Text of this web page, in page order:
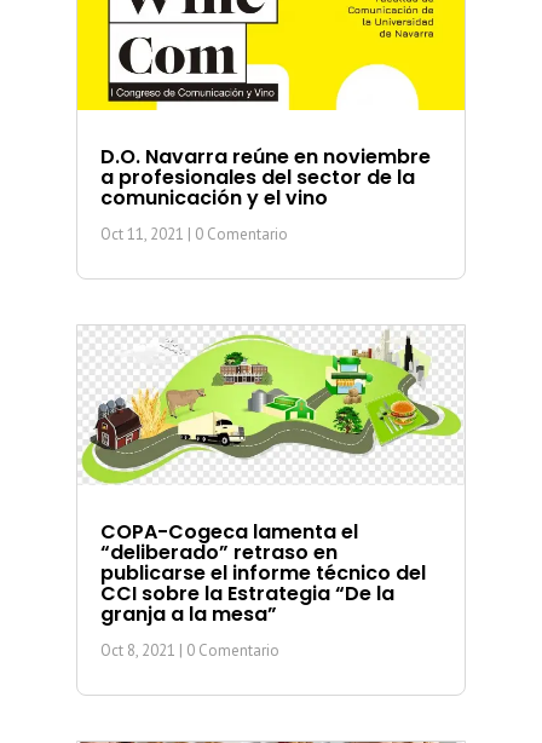
D.O. Navarra reúne en noviembre
a profesionales del sector de la
comunicación y el vino
Oct 11, 2021 | 0 Comentario
COPA-Cogeca lamenta el
“deliberado” retraso en
publicarse el informe técnico del
CCI sobre la Estrategia “De la
granja a la mesa”
Oct 8, 2021 | 0 Comentario